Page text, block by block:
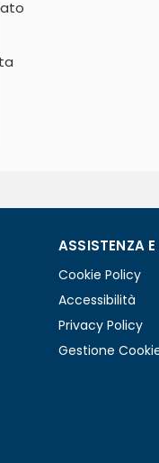
ASSISTENZA
Cookie Policy
Accessibilità
Privacy Policy
Gestione